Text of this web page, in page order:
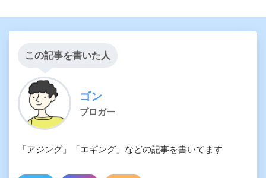
この記事を書いた人
ゴン
ブロガー
「アジング」「エギング」などの記事を書いてます